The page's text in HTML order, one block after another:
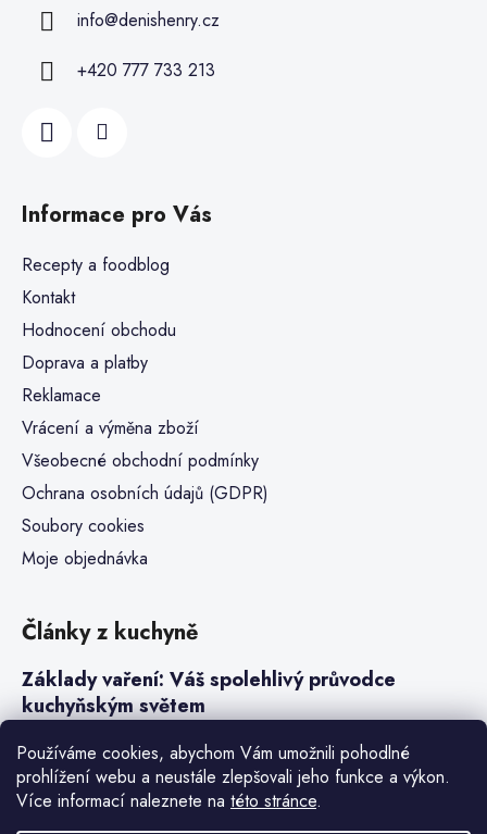
Používáme cookies, abychom Vám umožnili pohodlné
prohlížení webu a neustále zlepšovali jeho funkce a výkon.
Více informací naleznete na této stránce.
info@denishenry.cz
+420 777 733 213
Informace pro Vás
Recepty a foodblog
Kontakt
Hodnocení obchodu
Doprava a platby
Reklamace
Vrácení a výměna zboží
Všeobecné obchodní podmínky
Ochrana osobních údajů (GDPR)
Soubory cookies
Moje objednávka
Články z kuchyně
Základy vaření: Váš spolehlivý průvodce
kuchyňským světem
Steaky a sous-vide vaření
Jak vařit v tlakovém hrnci neboli papiňáku